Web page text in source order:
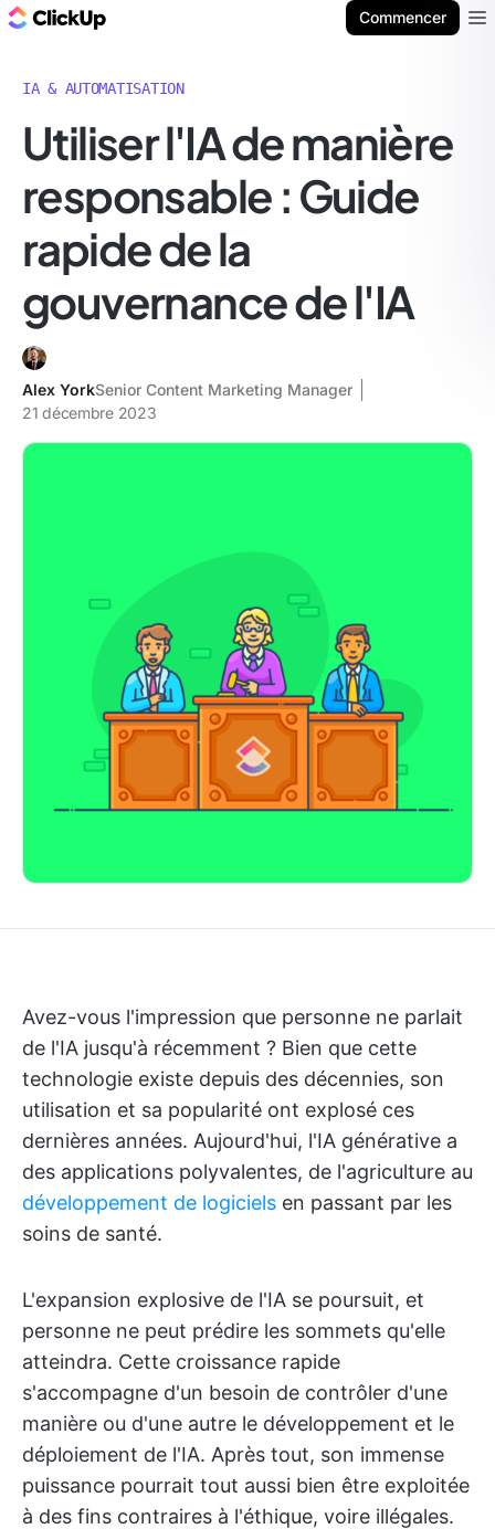
Commencer
IA & AUTOMATISATION
Utiliser l'IA de manière
responsable : Guide
rapide de la
gouvernance de l'IA
Alex YorkSenior Content Marketing Manager
21 décembre 2023
Avez-vous l'impression que personne ne parlait
de l'IA jusqu'à récemment ? Bien que cette
technologie existe depuis des décennies, son
utilisation et sa popularité ont explosé ces
dernières années. Aujourd'hui, l'IA générative a
des applications polyvalentes, de l'agriculture au
développement de logiciels en passant par les
soins de santé.
L'expansion explosive de l'IA se poursuit, et
personne ne peut prédire les sommets qu'elle
atteindra. Cette croissance rapide
s'accompagne d'un besoin de contrôler d'une
manière ou d'une autre le développement et le
déploiement de l'IA. Après tout, son immense
puissance pourrait tout aussi bien être exploitée
à des fins contraires à l'éthique, voire illégales.